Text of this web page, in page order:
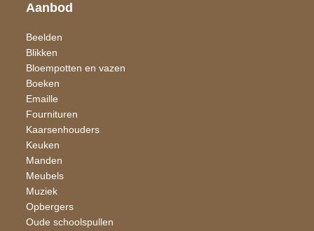
Aanbod
Beelden
Blikken
Bloempotten en vazen
Boeken
Emaille
Fournituren
Kaarsen​houders
Keuken
Manden
Meubels
Muziek
Opbergers
Oude schoolspullen